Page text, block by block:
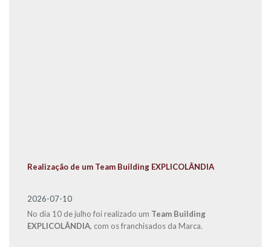
Realização de um Team Building EXPLICOLÂNDIA
2026-07-10
No dia 10 de julho foi realizado um Team Building
EXPLICOLÂNDIA, com os franchisados da Marca.